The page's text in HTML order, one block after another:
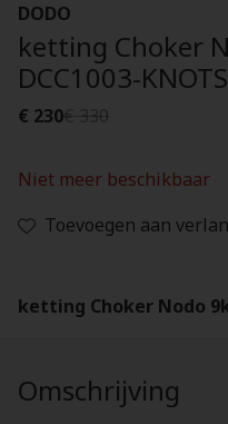
DODO
ketting Choker
DCC1003-
€ 230€ 330
Niet meer beschikbaar
Toevoegen aan
Omschrijving